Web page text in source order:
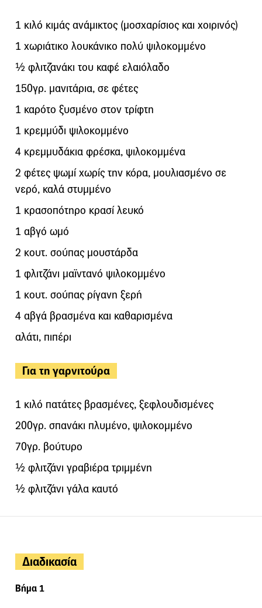
1 κιλό κιμάς ανάμικτος (μοσχαρίσιος και χοιρινός)
1 χωριάτικο λουκάνικο πολύ ψιλοκομμένο
½ φλιτζανάκι του καφέ ελαιόλαδο
150γρ. μανιτάρια, σε φέτες
1 καρότο ξυσμένο στον τρίφτη
1 κρεμμύδι ψιλοκομμένο
4 κρεμμυδάκια φρέσκα, ψιλοκομμένα
2 φέτες ψωμί χωρίς την κόρα, μουλιασμένο σε
νερό, καλά στυμμένο
1 κρασοπότηρο κρασί λευκό
1 αβγό ωμό
2 κουτ. σούπας μουστάρδα
1 φλιτζάνι μαϊντανό ψιλοκομμένο
1 κουτ. σούπας ρίγανη ξερή
4 αβγά βρασμένα και καθαρισμένα
αλάτι, πιπέρι
Για τη γαρνιτούρα
1 κιλό πατάτες βρασμένες, ξεφλουδισμένες
200γρ. σπανάκι πλυμένο, ψιλοκομμένο
70γρ. βούτυρο
½ φλιτζάνι γραβιέρα τριμμένη
½ φλιτζάνι γάλα καυτό
Διαδικασία
Βήμα 1